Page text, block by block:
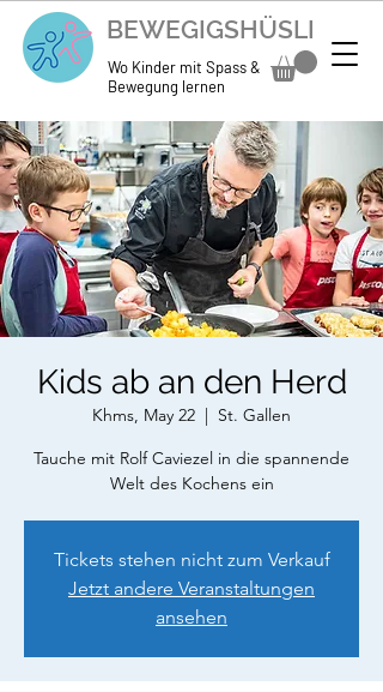
BEWEGIGSHÜSLI
Wo Kinder mit Spass &
Bewegung lernen
Kids ab an den Herd
Khms, May 22
  |
St. Gallen
Tauche mit Rolf Caviezel in die spannende
Tickets stehen nicht zum Verkauf
Jetzt andere Veranstaltungen
ansehen